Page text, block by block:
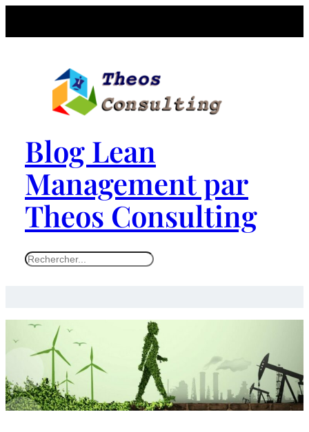
Blog Lean
Management par
Theos Consulting
S
h